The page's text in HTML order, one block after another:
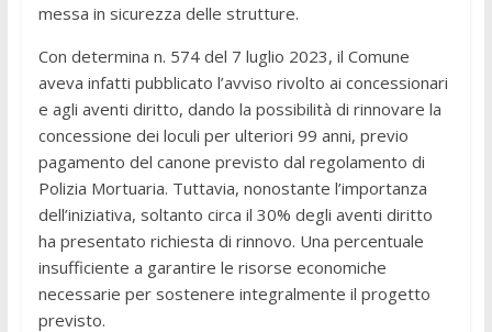
messa in sicurezza delle strutture.
Con determina n. 574 del 7 luglio 2023, il Comune
aveva infatti pubblicato l’avviso rivolto ai concessionari
e agli aventi diritto, dando la possibilità di rinnovare la
concessione dei loculi per ulteriori 99 anni, previo
pagamento del canone previsto dal regolamento di
Polizia Mortuaria. Tuttavia, nonostante l’importanza
dell’iniziativa, soltanto circa il 30% degli aventi diritto
ha presentato richiesta di rinnovo. Una percentuale
insufficiente a garantire le risorse economiche
necessarie per sostenere integralmente il progetto
previsto.